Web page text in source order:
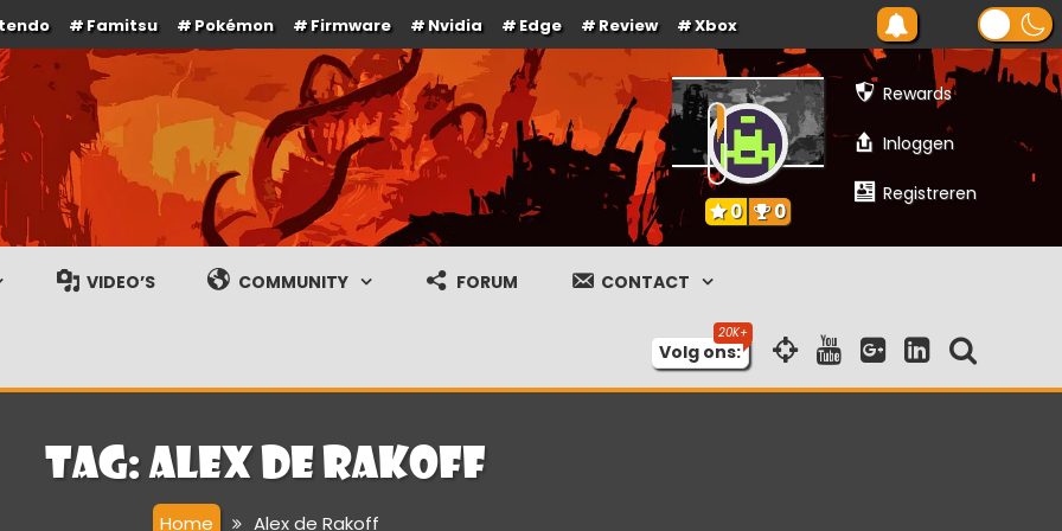
Famitsu Pokémon Firmware Nvidia Edge Review Xbox
gameplay streams
Rewards
Inloggen
Registreren
0 0
VIDEO’S COMMUNITY FORUM CONTACT
Volg ons:
Tag: Alex de Rakoff
Home Alex de Rakoff